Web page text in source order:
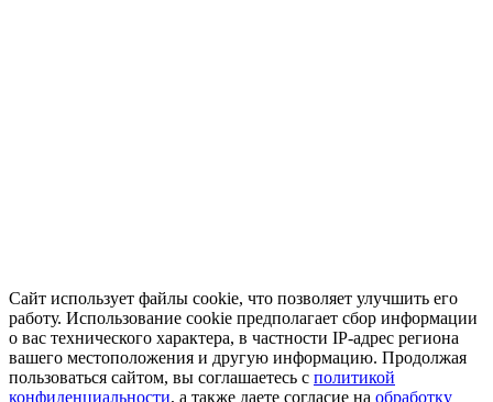
Сайт использует файлы cookie, что позволяет улучшить его
работу. Использование cookie предполагает сбор информации
о вас технического характера, в частности IP-адрес региона
вашего местоположения и другую информацию. Продолжая
пользоваться сайтом, вы соглашаетесь с политикой
конфиденциальности, а также даете согласие на обработку